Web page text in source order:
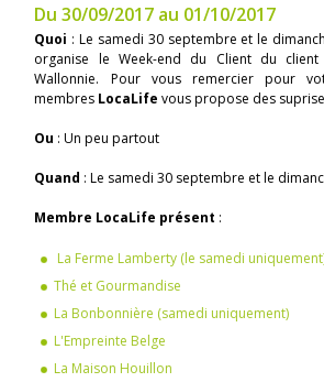
Du 30/09/2017 au 01/10/2017
Quoi : Le samedi 30 septembre et le
organise le Week-end du Client du
Wallonnie. Pour vous remercier pour
membres LocaLifevous propose des
Ou : Un peu partout
Quand : Le samedi 30 septembre et le
Membre LocaLife présent :
La Ferme Lamberty (le samedi
Thé et Gourmandise
La Bonbonnière (samedi uniquement)
L'Empreinte Belge
La Maison Houillon